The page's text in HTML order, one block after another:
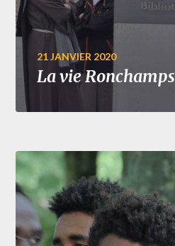
21 JANVIER 2020
La vie Ronchamps